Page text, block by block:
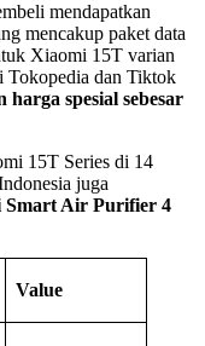
mendapatkan
mencakup paket data
Xiaomi 15T varian
dan Tiktok
harga spesial sebesar
15T Series di 14
juga
Smart Air Purifier 4
Value